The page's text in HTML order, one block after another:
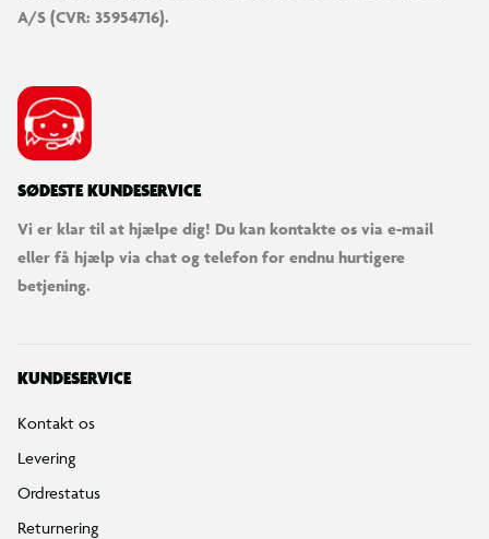
A/S (CVR: 35954716).
SØDESTE KUNDESERVICE
Vi er klar til at hjælpe dig! Du kan kontakte os via e-mail
eller få hjælp via chat og telefon for endnu hurtigere
betjening.
KUNDESERVICE
Kontakt os
Levering
Ordrestatus
Returnering